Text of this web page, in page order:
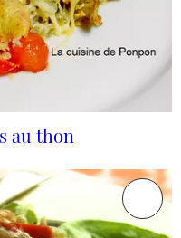
au thon